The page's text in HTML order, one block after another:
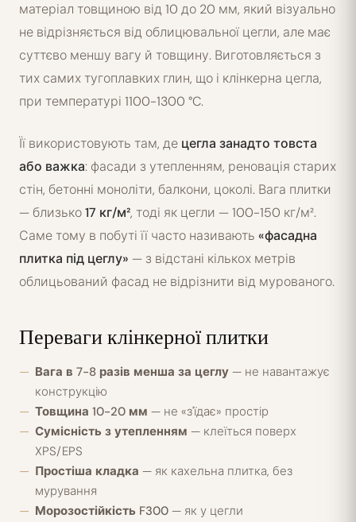
матеріал товщиною від 10 до 20 мм, який візуально
не відрізняється від облицювальної цегли, але має
суттєво меншу вагу й товщину. Виготовляється з
тих самих тугоплавких глин, що і клінкерна цегла,
при температурі 1100-1300 °C.
Її використовують там, де цегла занадто товста
або важка: фасади з утепленням, реновація старих
стін, бетонні моноліти, балкони, цоколі. Вага плитки
— близько17 кг/м², тоді як цегли — 100-150 кг/м².
Саме тому в побуті її часто називають «фасадна
плитка під цеглу» — з відстані кількох метрів
облицьований фасад не відрізнити від мурованого.
Переваги клінкерної плитки
Вага в 7-8 разів менша за цеглу — не навантажує
конструкцію
Товщина 10-20 мм — не «з'їдає» простір
Сумісність з утепленням — клеїться поверх
XPS/EPS
Простіша кладка — як кахельна плитка, без
мурування
Морозостійкість F300 — як у цегли